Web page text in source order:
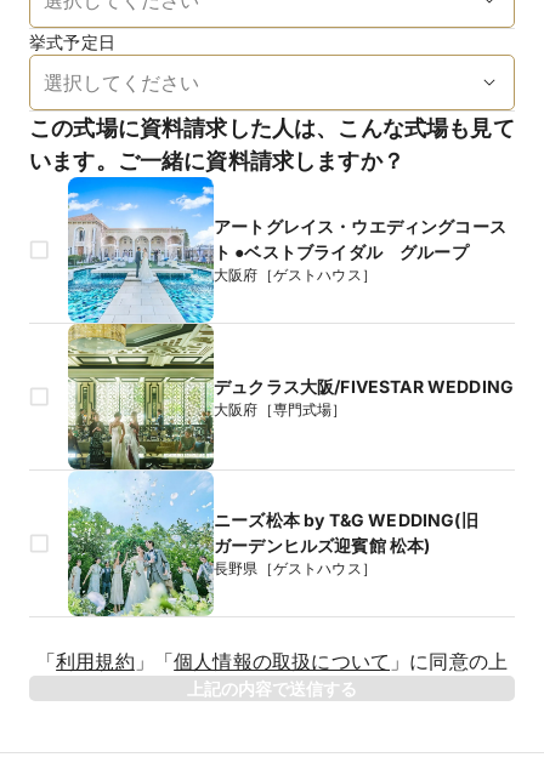
挙式予定日
この式場に資料請求した人は、こんな式場も見て
います。ご一緒に資料請求しますか？
アートグレイス・ウエディングコース
ト ●ベストブライダル グループ
大阪府［ゲストハウス］
デュクラス大阪/FIVESTAR WEDDING
大阪府［専門式場］
ニーズ松本 by T&G WEDDING(旧
ガーデンヒルズ迎賓館 松本)
長野県［ゲストハウス］
年
「利用規約 」 「個人情報の取扱について 」 に同意の上
上記の内容で送信する